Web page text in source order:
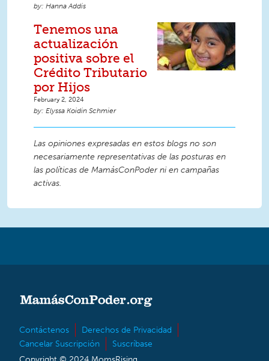
Hanna Addis
Tenemos una
actualización
positiva sobre el
Crédito Tributario
por Hijos
February 2, 2024
Elyssa Koidin Schmier
Las opiniones expresadas en estos blogs no son
necesariamente representativas de las posturas en
las políticas de MamásConPoder ni en campañas
activas.
Contáctenos
Derechos de Privacidad
Cancelar Suscripción
Suscríbase